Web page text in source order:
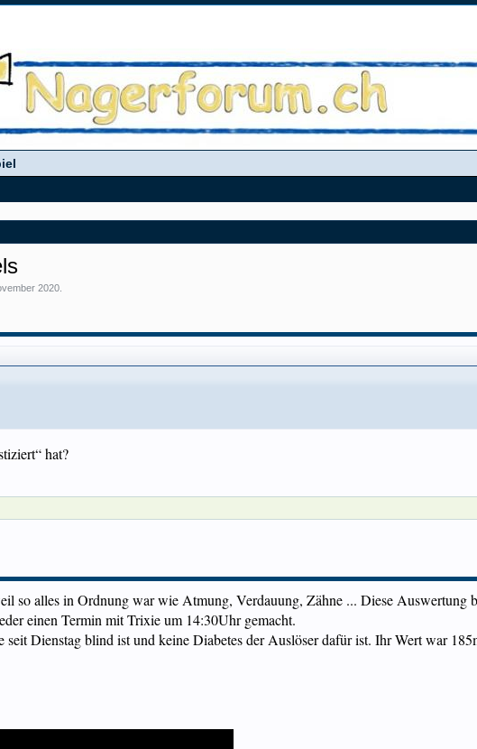
2020
hat?
so alles in Ordnung war wie Atmung, Verdauung, Zähne ... Diese Auswertung
einen Termin mit Trixie um 14:30Uhr gemacht.
seit Dienstag blind ist und keine Diabetes der Auslöser dafür ist. Ihr Wert war